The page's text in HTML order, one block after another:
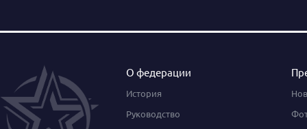
О федерации
История
Руководство